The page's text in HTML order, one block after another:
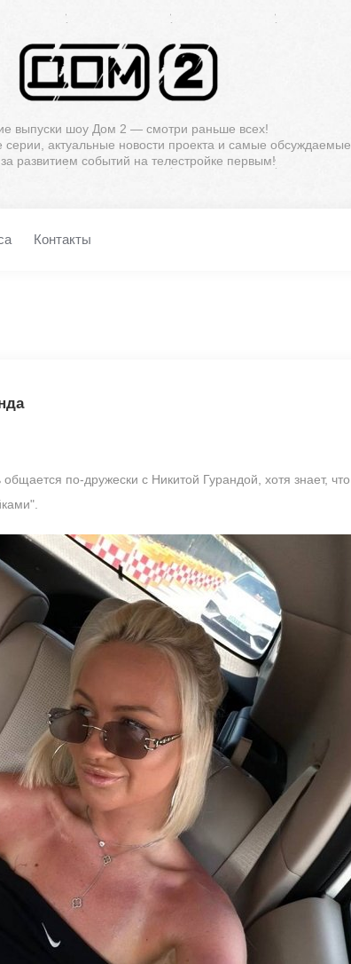
выпуски шоу Дом 2 — смотри раньше всех!
актуальные новости проекта и самые обсуждаемые
развитием событий на телестройке первым!
Контакты
по-дружески с Никитой Гурандой, хотя знает,